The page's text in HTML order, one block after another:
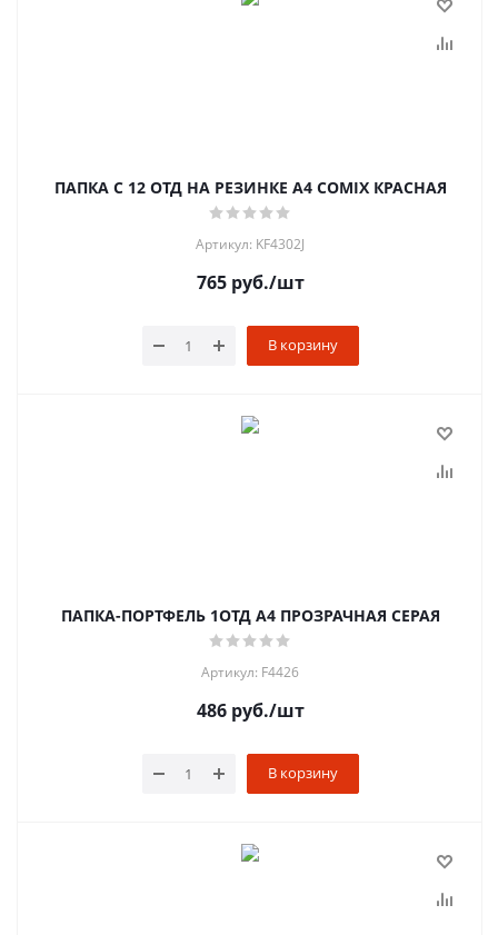
ПАПКА С 12 ОТД НА РЕЗИНКЕ A4 COMIX КРАСНАЯ
Артикул: KF4302J
765руб./шт
В корзину
ПАПКА-ПОРТФЕЛЬ 1ОТД А4 ПРОЗРАЧНАЯ СЕРАЯ
Артикул: F4426
486руб./шт
В корзину